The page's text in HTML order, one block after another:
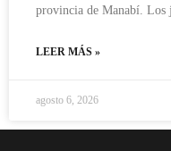
provincia de Manabí. Los
LEER MÁS »
agosto 6, 2026